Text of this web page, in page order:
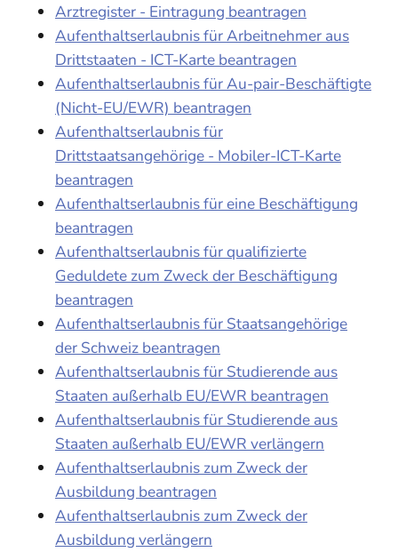
Arztregister - Eintragung beantragen
Aufenthaltserlaubnis für Arbeitnehmer aus
Drittstaaten - ICT-Karte beantragen
Aufenthaltserlaubnis für Au-pair-Beschäftigte
(Nicht-EU/EWR) beantragen
Aufenthaltserlaubnis für
Drittstaatsangehörige - Mobiler-ICT-Karte
beantragen
Aufenthaltserlaubnis für eine Beschäftigung
beantragen
Aufenthaltserlaubnis für qualifizierte
Geduldete zum Zweck der Beschäftigung
beantragen
Aufenthaltserlaubnis für Staatsangehörige
der Schweiz beantragen
Aufenthaltserlaubnis für Studierende aus
Staaten außerhalb EU/EWR beantragen
Aufenthaltserlaubnis für Studierende aus
Staaten außerhalb EU/EWR verlängern
Aufenthaltserlaubnis zum Zweck der
Ausbildung beantragen
Aufenthaltserlaubnis zum Zweck der
Ausbildung verlängern